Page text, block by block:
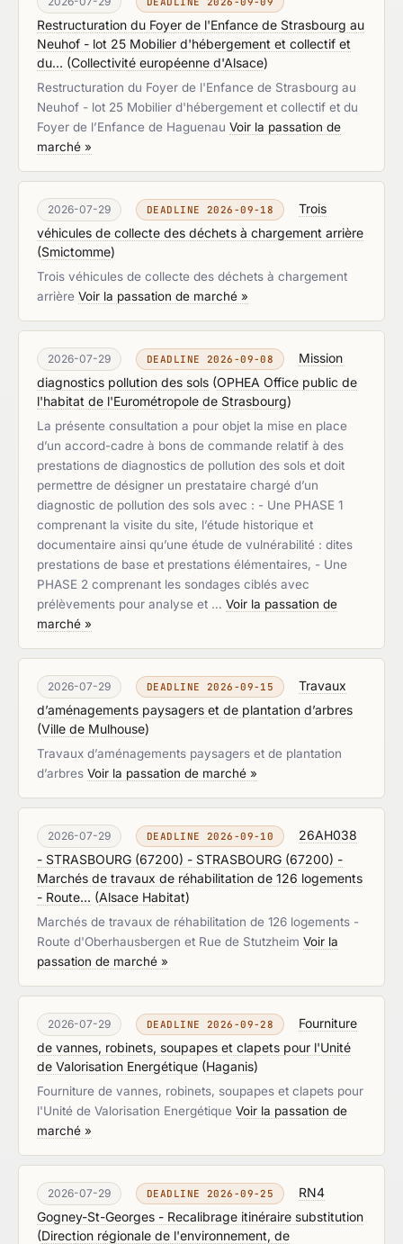
Restructuration du Foyer de l'Enfance de Strasbourg au
Neuhof - lot 25 Mobilier d'hébergement et collectif et
du... (Collectivité européenne d'Alsace)
Restructuration du Foyer de l'Enfance de Strasbourg au
Neuhof - lot 25 Mobilier d'hébergement et collectif et du
Foyer de l’Enfance de Haguenau Voir la passation de
marché »
2026-07-29 DEADLINE 2026-09-18
Trois
véhicules de collecte des déchets à chargement arrière
(Smictomme)
Trois véhicules de collecte des déchets à chargement
arrière Voir la passation de marché »
2026-07-29 DEADLINE 2026-09-08
Mission
diagnostics pollution des sols (OPHEA Office public de
l'habitat de l'Eurométropole de Strasbourg)
La présente consultation a pour objet la mise en place
d’un accord-cadre à bons de commande relatif à des
prestations de diagnostics de pollution des sols et doit
permettre de désigner un prestataire chargé d’un
diagnostic de pollution des sols avec : - Une PHASE 1
comprenant la visite du site, l’étude historique et
documentaire ainsi qu’une étude de vulnérabilité : dites
prestations de base et prestations élémentaires, - Une
PHASE 2 comprenant les sondages ciblés avec
prélèvements pour analyse et … Voir la passation de
marché »
2026-07-29 DEADLINE 2026-09-15
Travaux
d’aménagements paysagers et de plantation d’arbres
(Ville de Mulhouse)
Travaux d’aménagements paysagers et de plantation
d’arbres Voir la passation de marché »
2026-07-29 DEADLINE 2026-09-10
26AH038
- STRASBOURG (67200) - STRASBOURG (67200) -
Marchés de travaux de réhabilitation de 126 logements
- Route... (Alsace Habitat)
Marchés de travaux de réhabilitation de 126 logements -
Route d'Oberhausbergen et Rue de Stutzheim Voir la
passation de marché »
2026-07-29 DEADLINE 2026-09-28
Fourniture
de vannes, robinets, soupapes et clapets pour l'Unité
de Valorisation Energétique (Haganis)
Fourniture de vannes, robinets, soupapes et clapets pour
l'Unité de Valorisation Energétique Voir la passation de
marché »
2026-07-29 DEADLINE 2026-09-25
RN4
Gogney-St-Georges - Recalibrage itinéraire substitution
(Direction régionale de l'environnement, de